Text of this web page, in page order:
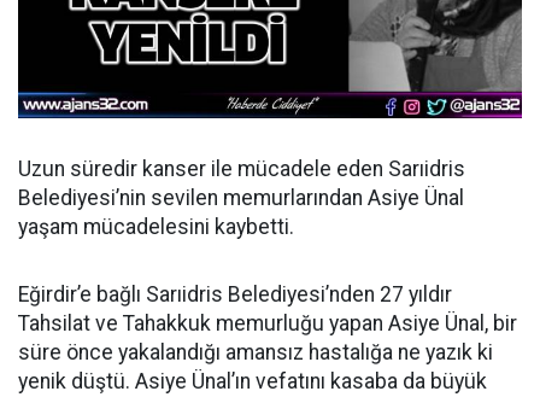
Uzun süredir kanser ile mücadele eden Sarıidris
Belediyesi’nin sevilen memurlarından Asiye Ünal
yaşam mücadelesini kaybetti.
Eğirdir’e bağlı Sarıidris Belediyesi’nden 27 yıldır
Tahsilat ve Tahakkuk memurluğu yapan Asiye Ünal, bir
süre önce yakalandığı amansız hastalığa ne yazık ki
yenik düştü. Asiye Ünal’ın vefatını kasaba da büyük